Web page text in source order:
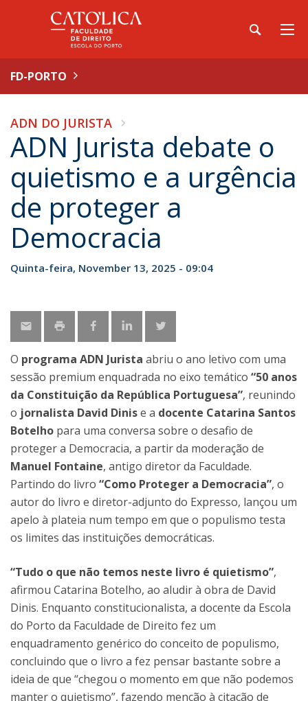
FD-PORTO
ADN DO JURISTA
ADN Jurista debate o
quietismo e a urgência
de proteger a
Democracia
Quinta-feira, November 13, 2025 - 09:04
O programa ADN Jurista abriu o ano letivo com uma
sessão premium enquadrada no eixo temático “50 anos
da Constituição da República Portuguesa”, reunindo
o jornalista David Dinise a docente Catarina Santos
Botelho para uma conversa sobre o desafio de
proteger a Democracia, a partir da moderação de
Manuel Fontaine, antigo diretor da Faculdade.
Partindo do livro “Como Proteger a Democracia”, o
autor do livro e diretor-adjunto do Expresso, lançou um
apelo à plateia num tempo em que o populismo testa
os limites das instituições democráticas.
“Tudo o que não temos neste livro é quietismo”,
afirmou Catarina Botelho, ao aludir à obra de David
Dinis. Enquanto constitucionalista, a docente da Escola
do Porto da Faculdade de Direito fez um
enquadramento genérico do conceito de populismo,
concluindo que o livro a fez pensar bastante sobre a
ideia de que “chegou o momento em que não podemos
manter o quietismo”, fazendo menção à citação de